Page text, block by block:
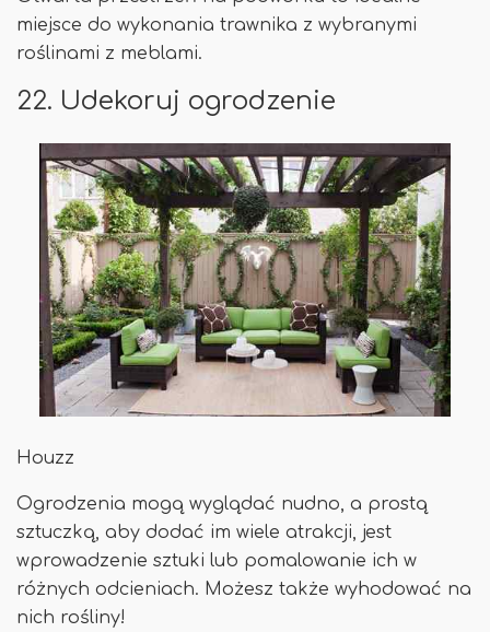
miejsce do wykonania trawnika z wybranymi
roślinami z meblami.
22. Udekoruj ogrodzenie
Houzz
Ogrodzenia mogą wyglądać nudno, a prostą
sztuczką, aby dodać im wiele atrakcji, jest
wprowadzenie sztuki lub pomalowanie ich w
różnych odcieniach. Możesz także wyhodować na
nich rośliny!